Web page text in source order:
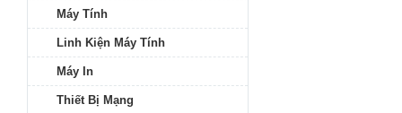
Máy Tính
Linh Kiện Máy Tính
Máy In
Thiết Bị Mạng